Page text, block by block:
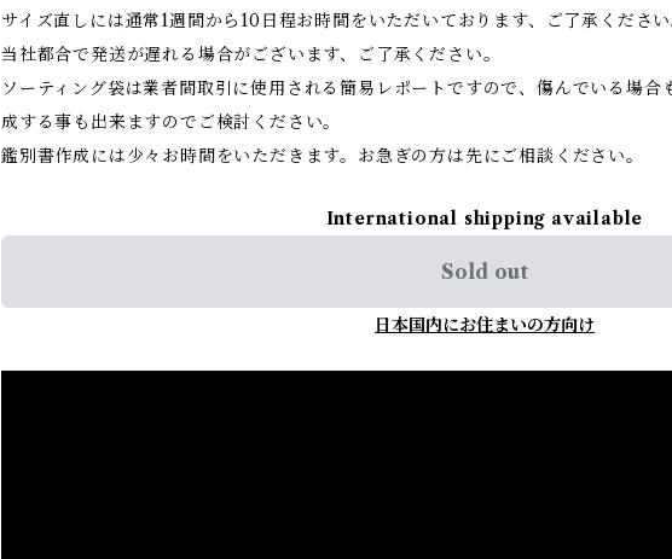
サイズ直しには通常1週間から10日程お時間をいただいております、ご了承ください
当社都合で発送が遅れる場合がございます、ご了承ください。
ソーティング袋は業者間取引に使用される簡易レポートですので、傷んでいる場合
成する事も出来ますのでご検討ください。
鑑別書作成には少々お時間をいただきます。お急ぎの方は先にご相談ください。
International shipping available
Sold out
日本国内にお住まいの方向け